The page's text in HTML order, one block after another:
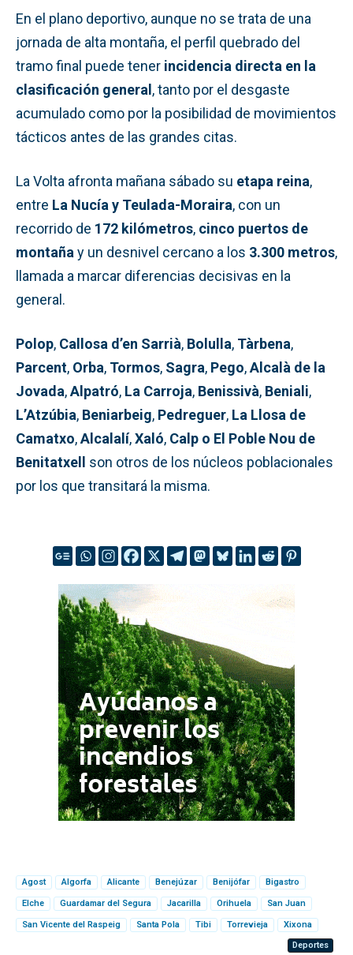
En el plano deportivo, aunque no se trata de una
jornada de alta montaña, el perfil quebrado del
tramo final puede tener incidencia directa en la
clasificación general, tanto por el desgaste
acumulado como por la posibilidad de movimientos
tácticos antes de las grandes citas.
La Volta afronta mañana sábado su etapa reina,
entre La Nucía y Teulada-Moraira, con un
recorrido de 172 kilómetros, cinco puertos de
montaña y un desnivel cercano a los 3.300 metros,
llamada a marcar diferencias decisivas en la
general.
Polop, Callosa d’en Sarrià, Bolulla, Tàrbena,
Parcent, Orba, Tormos, Sagra, Pego,Alcalà de la
Jovada,Alpatró, La Carroja, Benissivà, Beniali,
L’Atzúbia, Beniarbeig, Pedreguer, La Llosa de
Camatxo,Alcalalí,Xaló, Calp o El Poble Nou de
Benitatxell son otros de los núcleos poblacionales
por los que transitará la misma.
Agost Algorfa Alicante Benejúzar Benijófar Bigastro
Elche Guardamar del Segura Jacarilla Orihuela San Juan
San Vicente del Raspeig Santa Pola Tibi Torrevieja
Xixona
Deportes